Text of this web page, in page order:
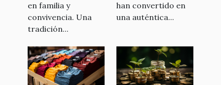
en familia y
convivencia. Una
tradición...
han convertido en
una auténtica...